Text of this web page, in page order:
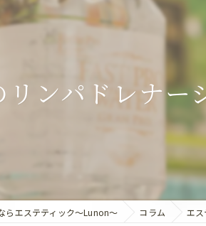
痩身
ダイエット
巻き肩
ブライダ
ンパドレナー
らエステティック～Lunon～ コラム エ